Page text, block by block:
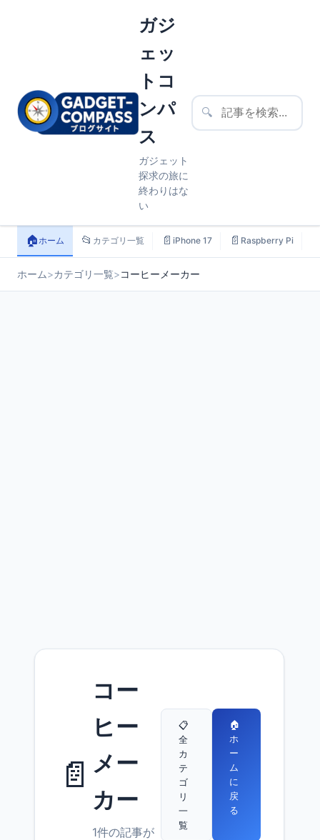
ガジ
ェッ
トコ
ンパ
ス
ガジェット
探求の旅に
終わりはな
い
🔍
🏠ホーム 📂 カテゴリ一覧 📄 iPhone 17 📄 Raspberry Pi
ホーム>カテゴリ一覧>コーヒーメーカー
📄
コー
ヒー
メー
カー
1件の記事が
📋
全
カ
テ
ゴ
リ
一
覧
🏠
ホ
ー
ム
に
戻
る